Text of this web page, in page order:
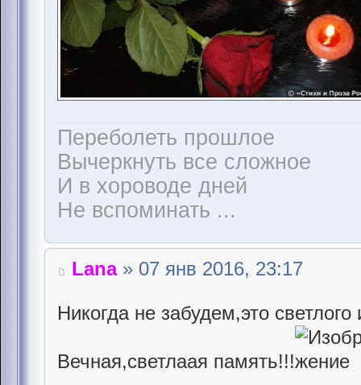
Переболеть прошлое
Вычеркнуть все сложное
И в хороводе дней
Не вспоминать ...
Lana» 07 янв 2016, 23:17
Никогда не забудем,это
Вечная,светлаая память!!!